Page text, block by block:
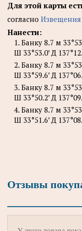
Для этой карты
согласно Извещения
Нанести:
1. Банку 8.7 м
Ш 33°53.0’ Д
2. Банку 8.7 м
Ш 33°59.6’ Д
3. Банку 8.7 м
Ш 33°50.2’ Д
4. Банку 8.7 м
Ш 33°51.6’ Д
Отзывы